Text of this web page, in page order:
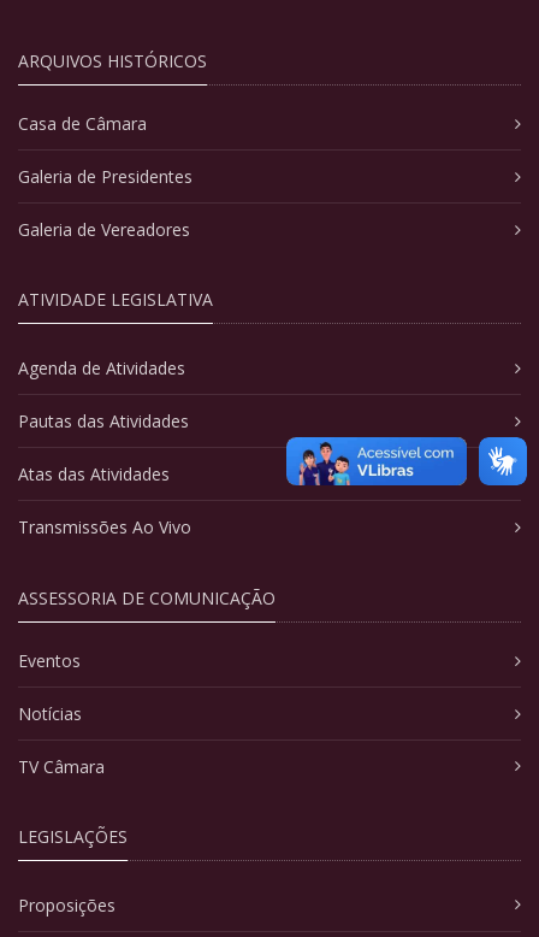
ARQUIVOS HISTÓRICOS
Casa de Câmara
Galeria de Presidentes
Galeria de Vereadores
ATIVIDADE LEGISLATIVA
Agenda de Atividades
Pautas das Atividades
Atas das Atividades
Transmissões Ao Vivo
ASSESSORIA DE COMUNICAÇÃO
Eventos
Notícias
TV Câmara
LEGISLAÇÕES
Proposições